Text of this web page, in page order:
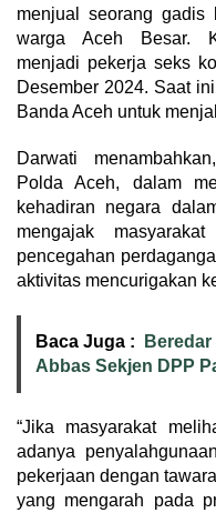
menjual seorang gadis
warga Aceh Besar.
menjadi pekerja seks
Desember 2024. Saat
Banda Aceh untuk
Darwati
Polda Aceh, dalam
kehadiran negara
mengajak
pencegahan
aktivitas mencurigakan
Baca Juga :
Abbas Sekjen DPP
“Jika masyarakat
adanya
pekerjaan dengan
yang mengarah pada